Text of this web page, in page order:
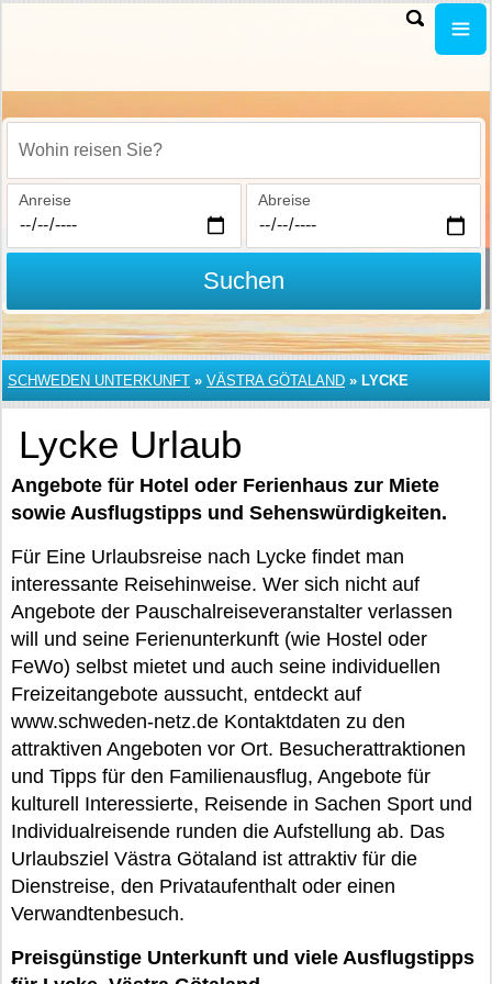
Wohin reisen Sie?
Anreise Abreise
Suchen
SCHWEDEN UNTERKUNFT » VÄSTRA GÖTALAND » LYCKE
Lycke Urlaub
Angebote für Hotel oder Ferienhaus zur Miete
sowie Ausflugstipps und Sehenswürdigkeiten.
Für Eine Urlaubsreise nach Lycke findet man
interessante Reisehinweise. Wer sich nicht auf
Angebote der Pauschalreiseveranstalter verlassen
will und seine Ferienunterkunft (wie Hostel oder
FeWo) selbst mietet und auch seine individuellen
Freizeitangebote aussucht, entdeckt auf
www.schweden-netz.de Kontaktdaten zu den
attraktiven Angeboten vor Ort. Besucherattraktionen
und Tipps für den Familienausflug, Angebote für
kulturell Interessierte, Reisende in Sachen Sport und
Individualreisende runden die Aufstellung ab. Das
Urlaubsziel Västra Götaland ist attraktiv für die
Dienstreise, den Privataufenthalt oder einen
Verwandtenbesuch.
Preisgünstige Unterkunft und viele Ausflugstipps